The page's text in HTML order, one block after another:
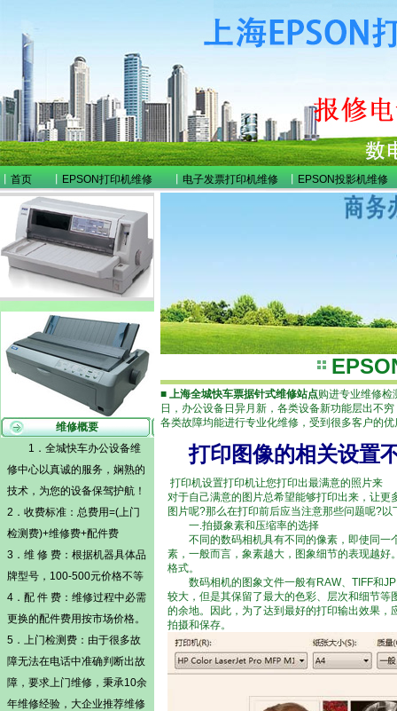
首页 EPSON打印机维修 电子发票打印机维修 EPSON投影机维修
维修概要
1．全城快车办公设备维
修中心以真诚的服务，娴熟的
技术，为您的设备保驾护航！
2．收费标准：总费用=(上门
检测费)+维修费+配件费
3．维 修 费：根据机器具体品
牌型号，100-500元价格不等
4．配 件 费：维修过程中必需
更换的配件费用按市场价格。
5． 上门检测费 ：由于很多故
障无法在电话中准确判断出故
障，要求上门维修，秉承10余
年维修经验，大企业推荐维修
■ 上海全城快车票据针式维修站点购进专业维修检
日，办公设备日异月新，各类设备新功能层出不
各类故障均能进行专业化维修，受到很多客户的优
打印图像的相关设置
打印机设置打印机让您打印出最满意的照片来
对于自己满意的图片总希望能够打印出来，让
图片呢?那么在打印前后应当注意那些问题呢?
一.拍摄象素和压缩率的选择
不同的数码相机具有不同的像素，即使同一
素，一般而言，象素越大，图象细节的表现越
格式。
数码相机的图象文件一般有RAW、TIFF和
较大，但是其保留了最大的色彩、层次和细节
的余地。因此，为了达到最好的打印输出效果
拍摄和保存。